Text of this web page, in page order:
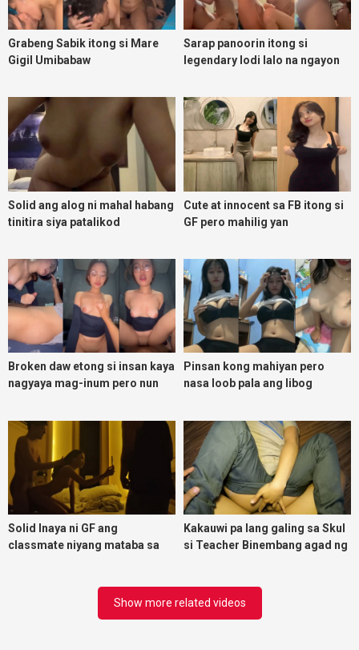
Grabeng Sabik itong si Mare
Gigil Umibabaw
Sarap panoorin itong si
legendary lodi lalo na ngayon
Solid ang alog ni mahal habang
tinitira siya patalikod
Cute at innocent sa FB itong si
GF pero mahilig yan
Broken daw etong si insan kaya
nagyaya mag-inum pero nun
Pinsan kong mahiyan pero
nasa loob pala ang libog
Solid Inaya ni GF ang
classmate niyang mataba sa
Kakauwi pa lang galing sa Skul
si Teacher Binembang agad ng
Show more related videos